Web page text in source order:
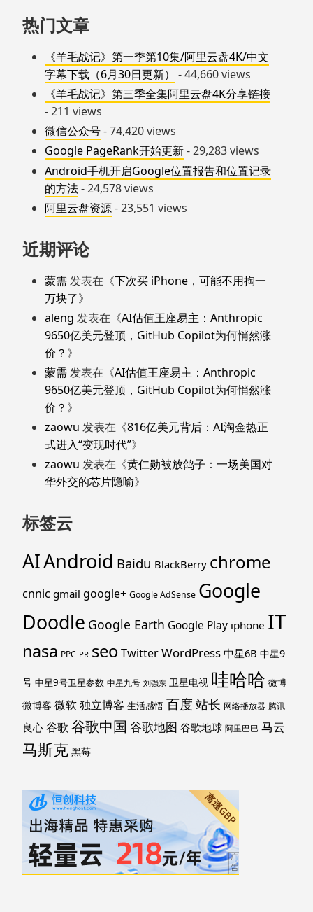
热门文章
《羊毛战记》第一季第10集/阿里云盘4K/中文
字幕下载（6月30日更新）
- 44,660 views
《羊毛战记》第三季全集阿里云盘4K分享链接
- 211 views
微信公众号- 74,420 views
Google PageRank开始更新- 29,283 views
Android手机开启Google位置报告和位置记录
的方法- 24,578 views
阿里云盘资源- 23,551 views
近期评论
蒙需 发表在《下次买 iPhone，可能不用掏一
万块了》
aleng 发表在《AI估值王座易主：Anthropic
9650亿美元登顶，GitHub Copilot为何悄然涨
价？ 》
蒙需 发表在《AI估值王座易主：Anthropic
9650亿美元登顶，GitHub Copilot为何悄然涨
价？ 》
zaowu 发表在《816亿美元背后：AI淘金热正
式进入“变现时代”》
zaowu 发表在《黄仁勋被放鸽子：一场美国对
华外交的芯片隐喻》
标签云
AIAndroid Baidu BlackBerry chrome
cnnic gmail google+ Google AdSense Google
Doodle Google Earth Google Play iphone IT
nasa PPC PR seoTwitterWordPress 中星6B 中星9
号 中星9号卫星参数 中星九号 刘强东 卫星电视 哇哈哈 微博
微博客 微软独立博客 生活感悟 百度 站长 网络播放器 腾讯
良心 谷歌 谷歌中国 谷歌地图 谷歌地球 阿里巴巴 马云
马斯克 黑莓